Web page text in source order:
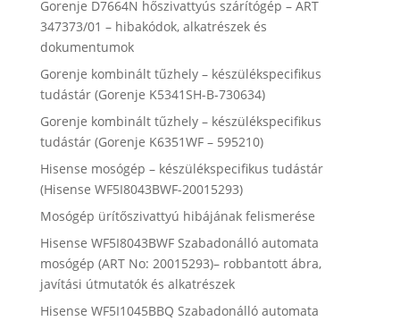
Gorenje D7664N hőszivattyús szárítógép – ART
347373/01 – hibakódok, alkatrészek és
dokumentumok
Gorenje kombinált tűzhely – készülékspecifikus
tudástár (Gorenje K5341SH-B-730634)
Gorenje kombinált tűzhely – készülékspecifikus
tudástár (Gorenje K6351WF – 595210)
Hisense mosógép – készülékspecifikus tudástár
(Hisense WF5I8043BWF-20015293)
Mosógép ürítőszivattyú hibájának felismerése
Hisense WF5I8043BWF Szabadonálló automata
mosógép (ART No: 20015293)– robbantott ábra,
javítási útmutatók és alkatrészek
Hisense WF5I1045BBQ Szabadonálló automata